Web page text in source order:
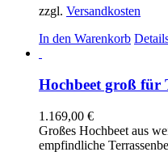
zzgl. Versandkosten
In den Warenkorb
Hochbeet groß für
1.169,00 €
Großes Hochbeet aus
empfindliche